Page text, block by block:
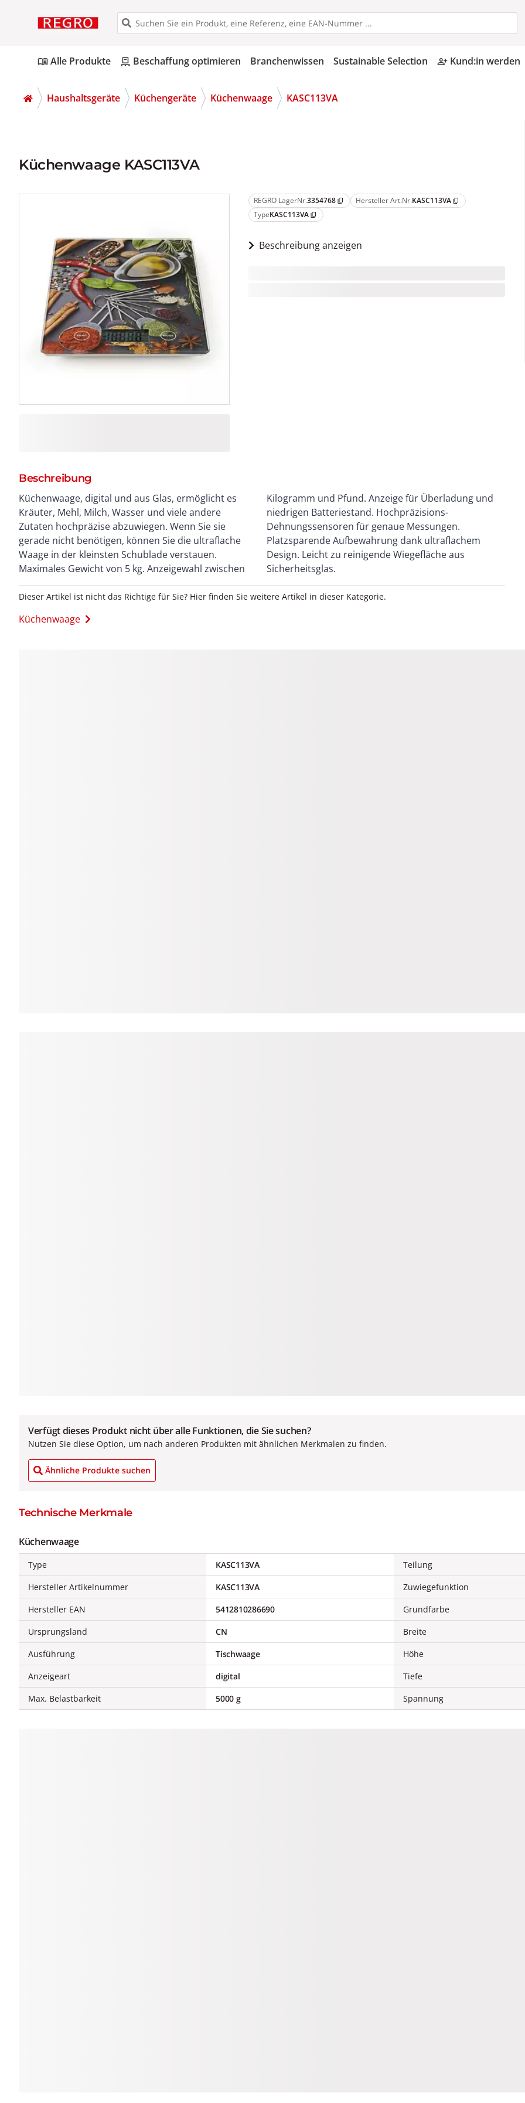
menu_bookAlle Produkte pallet Beschaffung optimieren Branchenwissen Sustainable Selection person_add_alt Kund:in werden
Haushaltsgeräte Küchengeräte Küchenwaage KASC113VA
Küchenwaage KASC113VA
REGRO LagerNr.3354768 content_copy Hersteller Art.Nr.KASC113VA content_copy
TypeKASC113VA content_copy
Beschreibung anzeigen
Beschreibung
Küchenwaage, digital und aus Glas, ermöglicht es
Kräuter, Mehl, Milch, Wasser und viele andere
Zutaten hochpräzise abzuwiegen. Wenn Sie sie
gerade nicht benötigen, können Sie die ultraflache
Waage in der kleinsten Schublade verstauen.
Maximales Gewicht von 5 kg. Anzeigewahl zwischen
Kilogramm und Pfund. Anzeige für Überladung und
niedrigen Batteriestand. Hochpräzisions-
Dehnungssensoren für genaue Messungen.
Platzsparende Aufbewahrung dank ultraflachem
Design. Leicht zu reinigende Wiegefläche aus
Sicherheitsglas.
Dieser Artikel ist nicht das Richtige für Sie? Hier finden Sie weitere Artikel in dieser Kategorie.
Küchenwaage
Verfügt dieses Produkt nicht über alle Funktionen, die Sie suchen?
Nutzen Sie diese Option, um nach anderen Produkten mit ähnlichen Merkmalen zu finden.
Ähnliche Produkte suchen
Technische Merkmale
Küchenwaage
Type
KASC113VA
Hersteller Artikelnummer
KASC113VA
Hersteller EAN
5412810286690
Ursprungsland
CN
Ausführung
Tischwaage
Anzeigeart
digital
Max. Belastbarkeit
5000 g
Teilung
Zuwiegefunktion
Grundfarbe
Breite
Höhe
Tiefe
Spannung